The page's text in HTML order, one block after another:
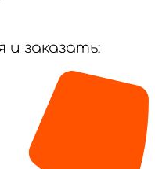
и заказать: